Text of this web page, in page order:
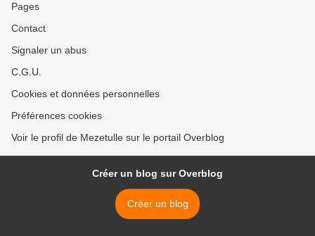
Pages
Contact
Signaler un abus
C.G.U.
Cookies et données personnelles
Préférences cookies
Voir le profil de Mezetulle sur le portail Overblog
Créer un blog sur Overblog
Créer un blog